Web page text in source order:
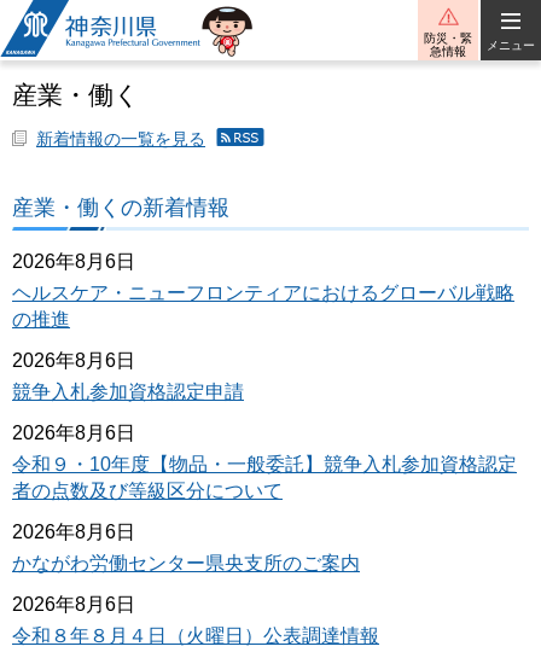
神奈川県
防災・緊
急情報
メニュー
産業・働く
新着情報の一覧を見る
産
の新
着情
配信
産業・働くの新着情報
2026年8月6日
ヘルスケア・ニューフロンティアにおけるグローバル戦略
の推進
2026年8月6日
競争入札参加資格認定申請
2026年8月6日
令和９・10年度【物品・一般委託】競争入札参加資格認定
者の点数及び等級区分について
2026年8月6日
かながわ労働センター県央支所のご案内
2026年8月6日
令和８年８月４日（火曜日）公表調達情報